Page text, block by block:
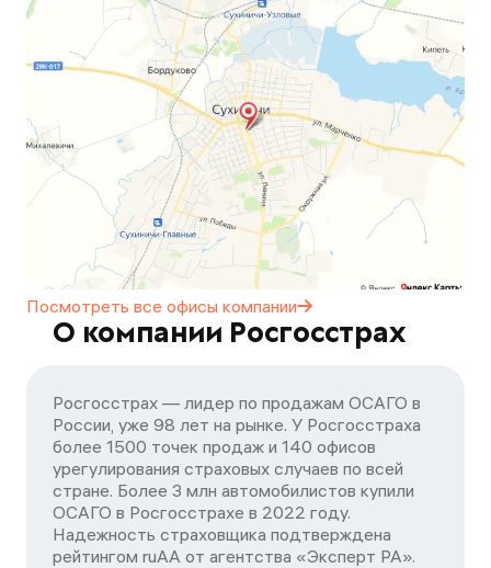
Посмотреть все офисы компании
О компании Росгосстрах
Росгосстрах — лидер по продажам ОСАГО в
России, уже 98 лет на рынке. У Росгосстраха
более 1500 точек продаж и 140 офисов
урегулирования страховых случаев по всей
стране. Более 3 млн автомобилистов купили
ОСАГО в Росгосстрахе в 2022 году.
Надежность страховщика подтверждена
рейтингом ruАА от агентства «Эксперт РА».